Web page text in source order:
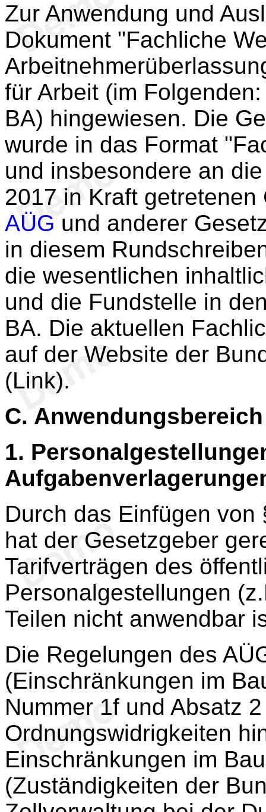
Zur Anwendung und
Dokument "Fachliche
für Arbeit (im
BA) hingewiesen. Die
wurde in das Format
und insbesondere an
2017 in Kraft
AÜG und anderer
in diesem
die wesentlichen
und die Fundstelle in
BA. Die aktuellen
auf der Website der
(Link).
C.
1.
Durch das Einfügen
hat der Gesetzgeber
Tarifverträgen des
Personalgestellungen
Teilen nicht anwendbar
Die Regelungen des
(Einschränkungen im
Nummer 1f und Absatz
Ordnungswidrigkeiten
Einschränkungen im
(Zuständigkeiten der